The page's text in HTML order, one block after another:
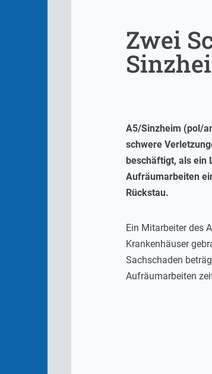
Zwei
A5/Sinzheim (pol/
schwere
beschäftigt, als ein
Aufräumarbeiten
Rückstau.
Ein Mitarbeiter des
Krankenhäuser
Sachschaden
Aufräumarbeiten